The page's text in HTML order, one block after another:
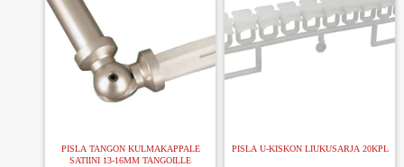
PISLA TANGON KULMAKAPPALE
SATIINI 13-16MM TANGOILLE
PISLA U-KISKON LIUKUSARJA 20KPL